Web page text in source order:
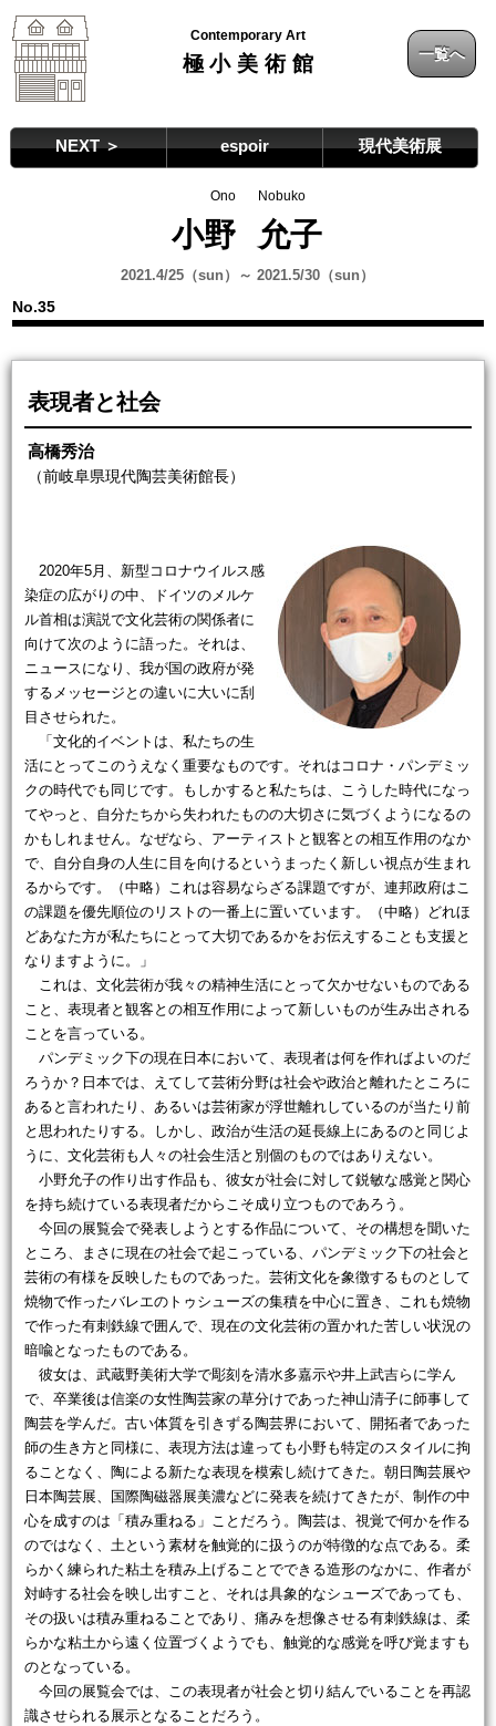
Contemporary Art
極小美術館
NEXT ＞ espoir 現代美術展
一覧へ
Ono Nobuko
小野 允子
2021.4/25（sun）～ 2021.5/30（sun）
No.35
表現者と社会
高橋秀治
（前岐阜県現代陶芸美術館長）
2020年5月、新型コロナウイルス感
染症の広がりの中、ドイツのメルケ
ル首相は演説で文化芸術の関係者に
向けて次のように語った。それは、
ニュースになり、我が国の政府が発
するメッセージとの違いに大いに刮
目させられた。
「⽂化的イベントは、私たちの⽣
活にとってこのうえなく重要なものです。それはコロナ・パンデミッ
クの時代でも同じです。もしかすると私たちは、こうした時代になっ
てやっと、⾃分たちから失われたものの⼤切さに気づくようになるの
かもしれません。なぜなら、アーティストと観客との相互作⽤のなか
で、⾃分⾃⾝の⼈⽣に⽬を向けるというまったく新しい視点が⽣まれ
るからです。（中略）これは容易ならざる課題ですが、連邦政府はこ
の課題を優先順位のリストの⼀番上に置いています。（中略）どれほ
どあなた⽅が私たちにとって⼤切であるかをお伝えすることも⽀援と
なりますように。」
これは、文化芸術が我々の精神生活にとって欠かせないものである
こと、表現者と観客との相互作用によって新しいものが生み出される
ことを言っている。
パンデミック下の現在日本において、表現者は何を作ればよいのだ
ろうか？日本では、えてして芸術分野は社会や政治と離れたところに
あると言われたり、あるいは芸術家が浮世離れしているのが当たり前
と思われたりする。しかし、政治が生活の延長線上にあるのと同じよ
うに、文化芸術も人々の社会生活と別個のものではありえない。
小野允子の作り出す作品も、彼女が社会に対して鋭敏な感覚と関心
を持ち続けている表現者だからこそ成り立つものであろう。
今回の展覧会で発表しようとする作品について、その構想を聞いた
ところ、まさに現在の社会で起こっている、パンデミック下の社会と
芸術の有様を反映したものであった。芸術文化を象徴するものとして
焼物で作ったバレエのトゥシューズの集積を中心に置き、これも焼物
で作った有刺鉄線で囲んで、現在の文化芸術の置かれた苦しい状況の
暗喩となったものである。
彼女は、武蔵野美術大学で彫刻を清水多嘉示や井上武吉らに学ん
で、卒業後は信楽の女性陶芸家の草分けであった神山清子に師事して
陶芸を学んだ。古い体質を引きずる陶芸界において、開拓者であった
師の生き方と同様に、表現方法は違っても小野も特定のスタイルに拘
ることなく、陶による新たな表現を模索し続けてきた。朝日陶芸展や
日本陶芸展、国際陶磁器展美濃などに発表を続けてきたが、制作の中
心を成すのは「積み重ねる」ことだろう。陶芸は、視覚で何かを作る
のではなく、土という素材を触覚的に扱うのが特徴的な点である。柔
らかく練られた粘土を積み上げることでできる造形のなかに、作者が
対峙する社会を映し出すこと、それは具象的なシューズであっても、
その扱いは積み重ねることであり、痛みを想像させる有刺鉄線は、柔
らかな粘土から遠く位置づくようでも、触覚的な感覚を呼び覚ますも
のとなっている。
今回の展覧会では、この表現者が社会と切り結んでいることを再認
識させられる展示となることだろう。